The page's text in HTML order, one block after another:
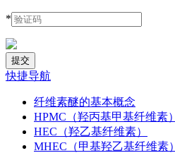
*
快捷导航
纤维素醚的基本概念
HPMC（羟丙基甲基纤维素）
HEC（羟乙基纤维素）
MHEC（甲基羟乙基纤维素）